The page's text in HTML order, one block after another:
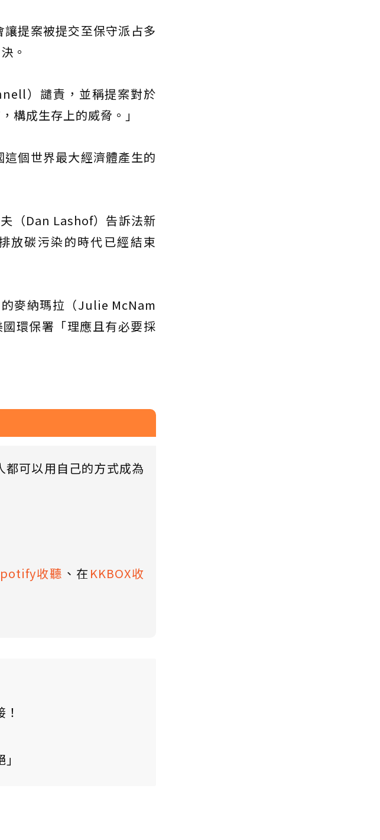
提案被提交至保守派占多
。
）譴責，並稱提案對於
構成生存上的威脅。」
個世界最大經濟體產生的
（Dan Lashof）告訴法新
放碳污染的時代已經結束
麥納瑪拉（Julie McNam
環保署「理應且有必要採
都可以用自己的方式成為
收聽 、在 KKBOX收